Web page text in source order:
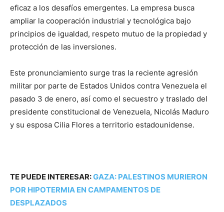
eficaz a los desafíos emergentes. La empresa busca
ampliar la cooperación industrial y tecnológica bajo
principios de igualdad, respeto mutuo de la propiedad y
protección de las inversiones.
Este pronunciamiento surge tras la reciente agresión
militar por parte de Estados Unidos contra Venezuela el
pasado 3 de enero, así como el secuestro y traslado del
presidente constitucional de Venezuela, Nicolás Maduro
y su esposa Cilia Flores a territorio estadounidense.
TE PUEDE INTERESAR:GAZA: PALESTINOS MURIERON
POR HIPOTERMIA EN CAMPAMENTOS DE
DESPLAZADOS